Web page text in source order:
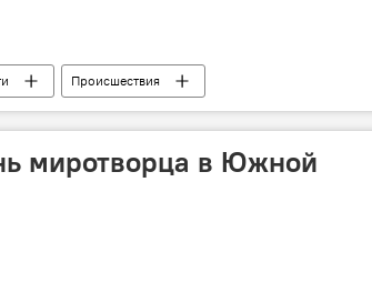
Происшествия
миротворца в Южной